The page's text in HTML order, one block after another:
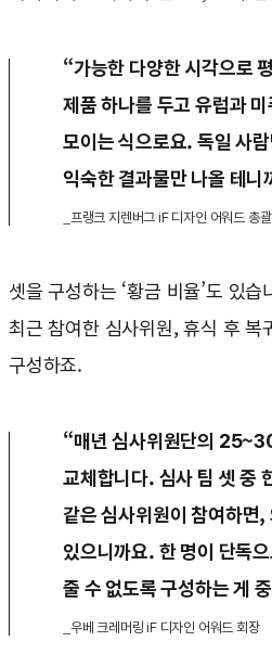
“가능한 다양한 시각으로
제품 하나를 두고 유럽과
모이는 식으로요. 독일 사
익숙한 결과물만 나올 테니
_프랭크 지렌버그 iF 디자인 어워드 총
셋을 구성하는 ‘황금 비율’도 있
최근 참여한 심사위원, 휴식 후 복
구성하죠.
“매년 심사위원단의
교체합니다. 심사 팀 셋 중
같은 심사위원이 참여하면
있으니까요. 한 명이 단독
줄 수 없도록 구성하는 게
_우베 크레머링 iF 디자인 어워드 회장